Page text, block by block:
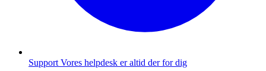
Support Vores helpdesk er altid der for dig